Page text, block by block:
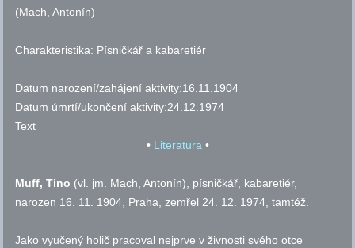
(Mach, Antonín)
Charakteristika: Písničkář a kabaretiér
Datum narození/zahájení aktivity:16.11.1904
Datum úmrtí/ukončení aktivity:24.12.1974
Text
• Literatura•
Muff, Tino (vl. jm. Mach, Antonín), písničkář, kabaretiér,
narozen 16. 11. 1904, Praha, zemřel 24. 12. 1974, tamtéž.
Jako vyučený holič pracoval nejprve v živnosti svého otce